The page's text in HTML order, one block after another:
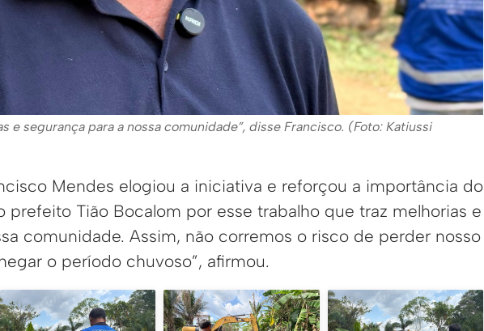
e segurança para a nossa comunidade”, disse Francisco. (Foto: Katiussi
Mendes elogiou a iniciativa e reforçou a importância do
prefeito Tião Bocalom por esse trabalho que traz melhorias e
comunidade. Assim, não corremos o risco de perder nosso
o período chuvoso”, afirmou.